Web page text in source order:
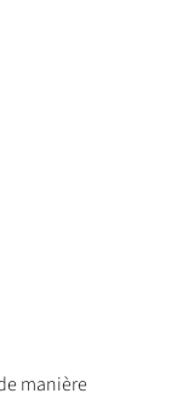
leurs œuvres ;
manière